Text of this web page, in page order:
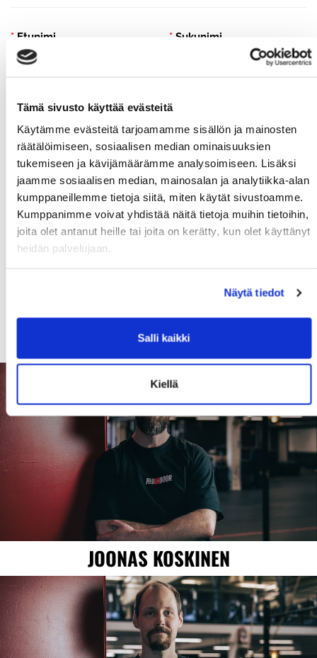
Tämä sivusto käyttää evästeitä
Käytämme evästeitä tarjoamamme sisällön ja mainosten
räätälöimiseen, sosiaalisen median ominaisuuksien
tukemiseen ja kävijämäärämme analysoimiseen. Lisäksi
jaamme sosiaalisen median, mainosalan ja analytiikka-alan
kumppaneillemme tietoja siitä, miten käytät sivustoamme.
Kumppanimme voivat yhdistää näitä tietoja muihin tietoihin,
joita olet antanut heille tai joita on kerätty, kun olet käyttänyt
heidän palvelujaan.
Näytä tiedot
Salli kaikki
Kiellä
* Etunimi * Sukunimi
Puhelin
VIESTI: *
ja hyväksyn
JOONAS KOSKINEN